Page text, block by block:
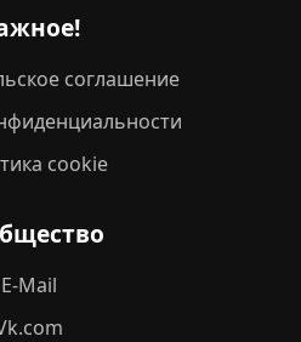
соглашение
cookie
E-Mail